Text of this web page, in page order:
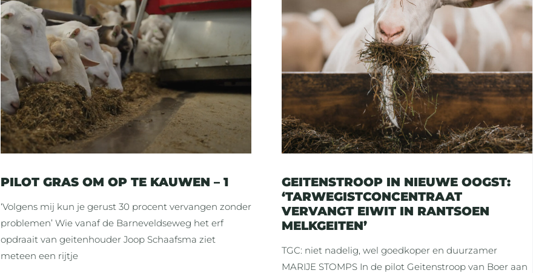
PILOT GRAS OM OP TE KAUWEN – 1
‘Volgens mij kun je gerust 30 procent vervangen zonder
problemen’ Wie vanaf de Barneveldseweg het erf
opdraait van geitenhouder Joop Schaafsma ziet
meteen een rijtje
GEITENSTROOP IN NIEUWE OOGST:
‘TARWEGISTCONCENTRAAT
VERVANGT EIWIT IN RANTSOEN
MELKGEITEN’
TGC: niet nadelig, wel goedkoper en duurzamer
MARIJE STOMPS In de pilot Geitenstroop van Boer aan